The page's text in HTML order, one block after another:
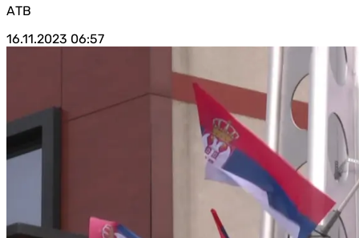
АТВ
16.11.2023 06:57